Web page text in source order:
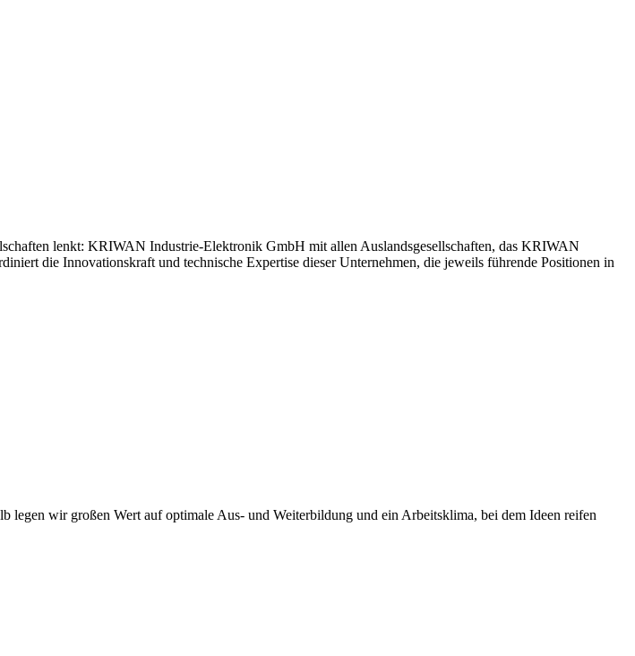
lenkt: KRIWAN Industrie-Elektronik GmbH mit allen Auslandsgesellschaften, das KRIWAN
die Innovationskraft und technische Expertise dieser Unternehmen, die jeweils führende Positionen in
legen wir großen Wert auf optimale Aus- und Weiterbildung und ein Arbeitsklima, bei dem Ideen reifen